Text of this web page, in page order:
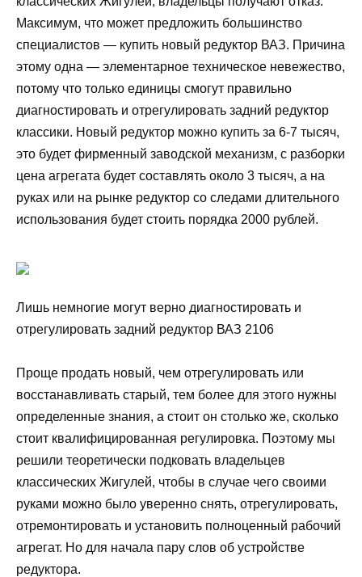
Максимум, что может предложить большинство
специалистов — купить новый редуктор ВАЗ. Причина
этому одна — элементарное техническое невежество,
потому что только единицы смогут правильно
диагностировать и отрегулировать задний редуктор
классики. Новый редуктор можно купить за 6-7 тысяч,
это будет фирменный заводской механизм, с разборки
цена агрегата будет составлять около 3 тысяч, а на
руках или на рынке редуктор со следами длительного
использования будет стоить порядка 2000 рублей.
Лишь немногие могут верно диагностировать и
отрегулировать задний редуктор ВАЗ 2106
Проще продать новый, чем отрегулировать или
восстанавливать старый, тем более для этого нужны
определенные знания, а стоит он столько же, сколько
стоит квалифицированная регулировка. Поэтому мы
решили теоретически подковать владельцев
классических Жигулей, чтобы в случае чего своими
руками можно было уверенно снять, отрегулировать,
отремонтировать и установить полноценный рабочий
агрегат. Но для начала пару слов об устройстве
редуктора.